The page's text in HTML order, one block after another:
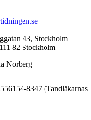
43, Stockholm
82 Stockholm
Norberg
8347 (Tandläkarnas